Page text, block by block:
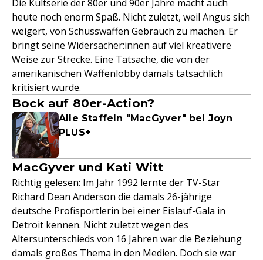
Die Kultserie der 80er und 90er Jahre macht auch
heute noch enorm Spaß. Nicht zuletzt, weil Angus sich
weigert, von Schusswaffen Gebrauch zu machen. Er
bringt seine Widersacher:innen auf viel kreativere
Weise zur Strecke. Eine Tatsache, die von der
amerikanischen Waffenlobby damals tatsächlich
kritisiert wurde.
Bock auf 80er-Action?
Alle Staffeln "MacGyver" bei Joyn
PLUS+
MacGyver und Kati Witt
Richtig gelesen: Im Jahr 1992 lernte der TV-Star
Richard Dean Anderson die damals 26-jährige
deutsche Profisportlerin bei einer Eislauf-Gala in
Detroit kennen. Nicht zuletzt wegen des
Altersunterschieds von 16 Jahren war die Beziehung
damals großes Thema in den Medien. Doch sie war